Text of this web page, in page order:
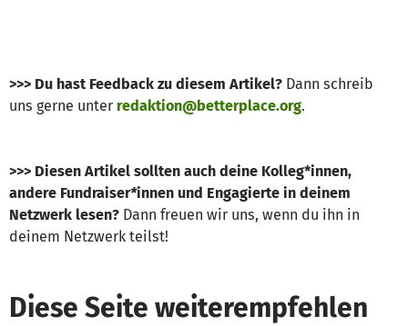
>>> Du hast Feedback zu diesem Artikel? Dann schreib
uns gerne unter redaktion@betterplace.org.​​​​​​
>>> Diesen Artikel sollten auch deine Kolleg*innen,
andere Fundraiser*innen und Engagierte in deinem
Netzwerk lesen? Dann freuen wir uns, wenn du ihn in
deinem Netzwerk teilst!
Diese Seite weiterempfehlen